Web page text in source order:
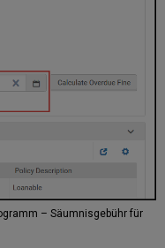
– Säumnisgebühr für